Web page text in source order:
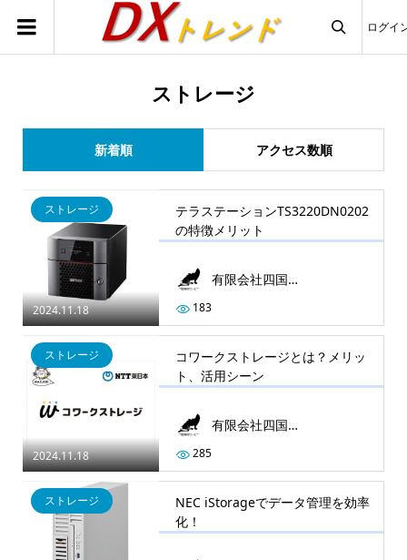
ログイ
ストレージ
新着順 アクセス数順
2024.11.18
ストレージ
テラステーションTS3220DN0202
の特徴メリット
有限会社四国情報サービス
183
2024.11.18
ストレージ
コワークストレージとは？メリッ
ト、活用シーン
有限会社四国情報サービス
285
ストレージ
NEC iStorageでデータ管理を効率
化！